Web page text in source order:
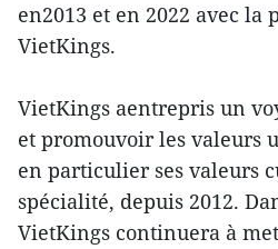
en2013 et en 2022 avec la
VietKings.
VietKings aentrepris un
et promouvoir les valeurs
en particulier ses valeurs
spécialité, depuis 2012.
VietKings continuera à